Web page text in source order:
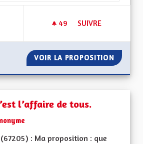
49 49 ABONNÉS
SUIVRE
VOIR LA PROPOSITION
l’affaire de tous.
: Ma proposition : que